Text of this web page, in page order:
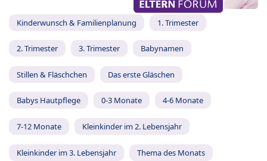
Kinderwunsch & Familienplanung 1. Trimester
2. Trimester 3. Trimester Babynamen
Stillen & Fläschchen Das erste Gläschen
Babys Hautpflege 0-3 Monate 4-6 Monate
7-12 Monate Kleinkinder im 2. Lebensjahr
Kleinkinder im 3. Lebensjahr Thema des Monats